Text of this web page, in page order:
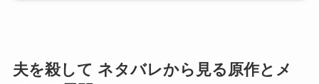
夫を殺して ネタバレから見る原作とメ